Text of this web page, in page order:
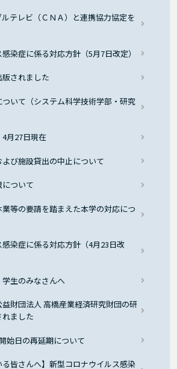
テレビ（ＣＮＡ）と連携協力協定を
染症に係る対応方針（5月7日改定）
されました
いて（システム科学技術学部・研究
4月27日現在
び施設貸出の中止について
ついて
等の要請を踏まえた本学の対応につ
染症に係る対応方針（4月23日改
学生のみなさんへ
財団法人 高橋産業経済研究財団の研
ました
始日の再延期について
る皆さんへ】新型コロナウイルス感染